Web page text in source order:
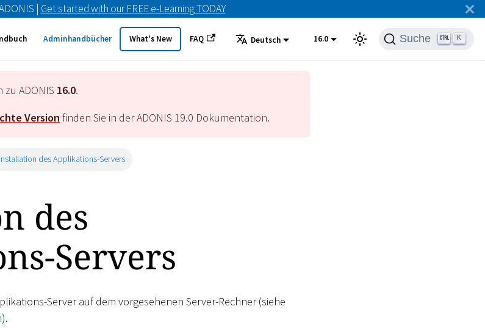
| Get started with our FREE e-Learning TODAY
Adminhandbücher What's New FAQ Deutsch 16.0 Suche K
ADONIS 16.0.
Version finden Sie in der ADONIS 19.0 Dokumentation.
Installation des Applikations-Servers
des
Servers
Server auf dem vorgesehenen Server-Rechner (siehe
).